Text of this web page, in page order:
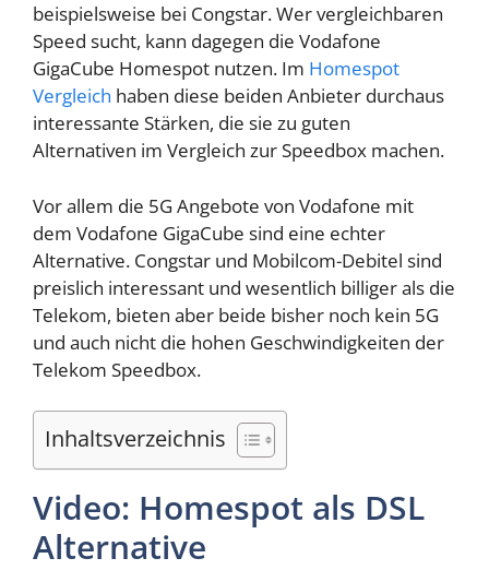
beispielsweise bei Congstar. Wer vergleichbaren
Speed sucht, kann dagegen die Vodafone
GigaCube Homespot nutzen. Im Homespot
Vergleich haben diese beiden Anbieter durchaus
interessante Stärken, die sie zu guten
Alternativen im Vergleich zur Speedbox machen.
Vor allem die 5G Angebote von Vodafone mit
dem Vodafone GigaCube sind eine echter
Alternative. Congstar und Mobilcom-Debitel sind
preislich interessant und wesentlich billiger als die
Telekom, bieten aber beide bisher noch kein 5G
und auch nicht die hohen Geschwindigkeiten der
Telekom Speedbox.
Inhaltsverzeichnis
Video: Homespot als DSL
Alternative